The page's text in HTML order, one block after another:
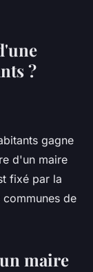
?
gagne
d'un maire
fixé par la
de
maire